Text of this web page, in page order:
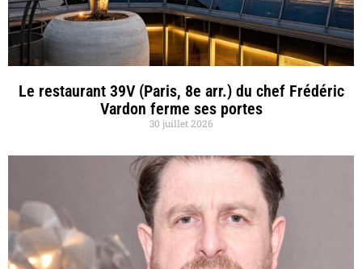
Le restaurant 39V (Paris, 8e arr.) du chef Frédéric
Vardon ferme ses portes
30 juillet 2026